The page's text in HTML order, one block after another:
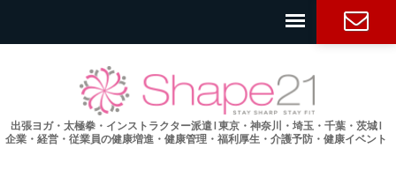
出張ヨガ・太極拳・インストラクター派遣 l 東京・神奈川・埼玉・千葉・茨城 l
企業・経営・従業員の健康増進・健康管理・福利厚生・介護予防・健康イベント